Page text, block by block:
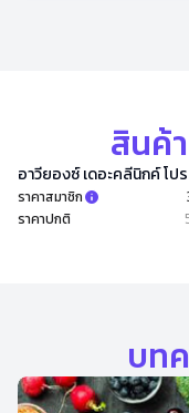
สินค้
อาวียองซ์ เดอะคลีนิกค์ โป
ราคาสมาชิก
ราคาปกติ
บท